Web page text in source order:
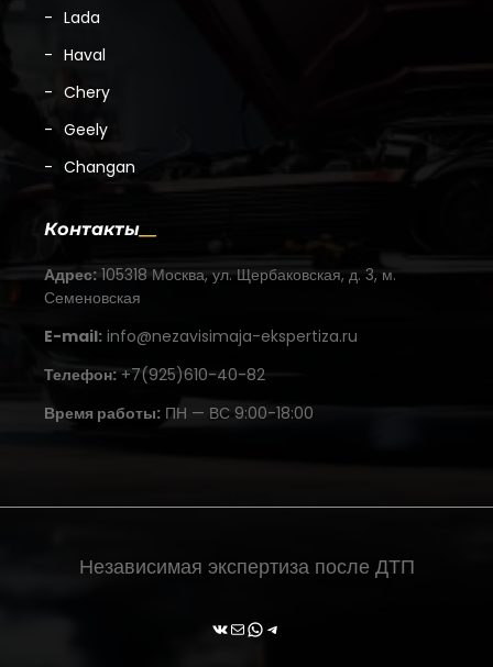
Lada
Haval
Chery
Geely
Changan
Контакты
Адрес: 105318 Москва, ул. Щербаковская, д. 3, м.
Семеновская
E-mail: info@nezavisimaja-ekspertiza.ru
Телефон: +7(925)610-40-82
Время работы: ПН — ВС 9:00-18:00
Независимая экспертиза после ДТП
ВКонтакте Почта WhatsApp Telegram